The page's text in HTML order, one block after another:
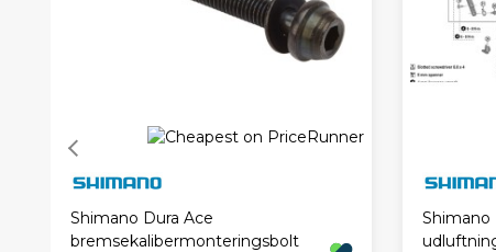
Shimano Dura Ace
bremsekalibermonteringsbolt